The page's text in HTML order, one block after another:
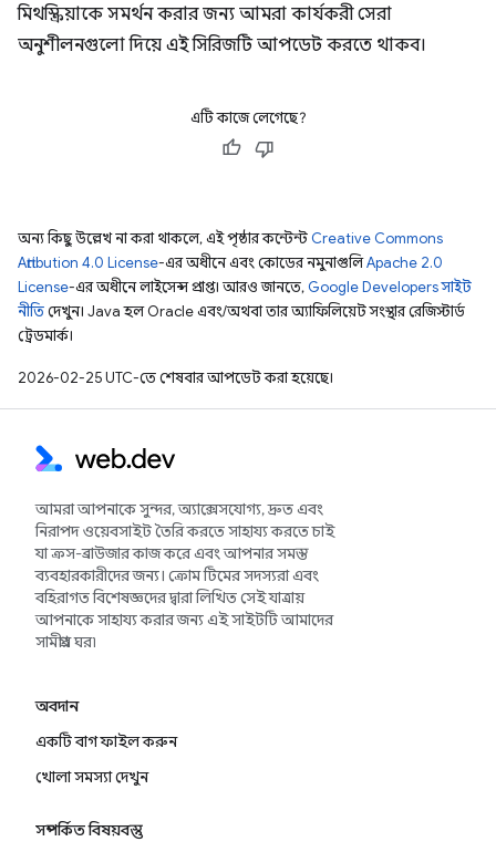
মিথস্ক্রিয়াকে সমর্থন করার জন্য আমরা কার্যকরী সেরা
অনুশীলনগুলো দিয়ে এই সিরিজটি আপডেট করতে থাকব।
এটি কাজে লেগেছে?
অন্য কিছু উল্লেখ না করা থাকলে, এই পৃষ্ঠার কন্টেন্ট Creative Commons
Attribution 4.0 License-এর অধীনে এবং কোডের নমুনাগুলিApache 2.0
License-এর অধীনে লাইসেন্স প্রাপ্ত। আরও জানতে, Google Developers সাইট
নীতিদেখুন। Java হল Oracle এবং/অথবা তার অ্যাফিলিয়েট সংস্থার রেজিস্টার্ড
ট্রেডমার্ক।
2026-02-25 UTC-তে শেষবার আপডেট করা হয়েছে।
আমরা আপনাকে সুন্দর, অ্যাক্সেসযোগ্য, দ্রুত এবং
নিরাপদ ওয়েবসাইট তৈরি করতে সাহায্য করতে চাই
যা ক্রস-ব্রাউজার কাজ করে এবং আপনার সমস্ত
ব্যবহারকারীদের জন্য। ক্রোম টিমের সদস্যরা এবং
বহিরাগত বিশেষজ্ঞদের দ্বারা লিখিত সেই যাত্রায়
আপনাকে সাহায্য করার জন্য এই সাইটটি আমাদের
সামগ্রীর ঘর৷
অবদান
একটি বাগ ফাইল করুন
খোলা সমস্যা দেখুন
সম্পর্কিত বিষয়বস্তু